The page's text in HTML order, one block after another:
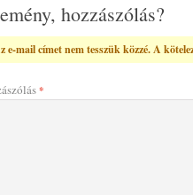
hozzászólás?
e-mail címet nem tesszük közzé.A
*